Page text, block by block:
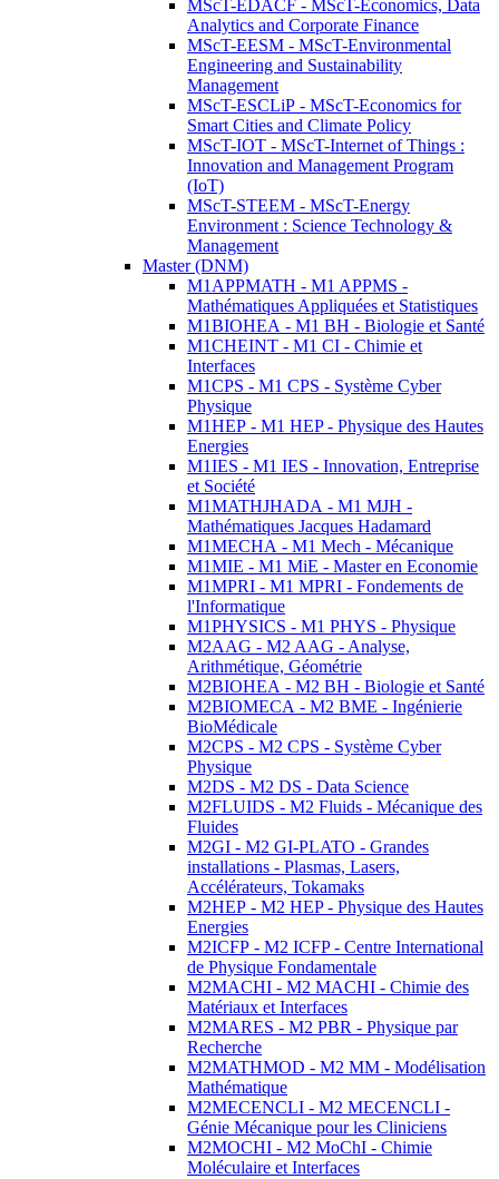
MScT-EDACF - MScT-Economics, Data
Analytics and Corporate Finance
MScT-EESM - MScT-Environmental
Engineering and Sustainability
Management
MScT-ESCLiP - MScT-Economics for
Smart Cities and Climate Policy
MScT-IOT - MScT-Internet of Things :
Innovation and Management Program
(IoT)
MScT-STEEM - MScT-Energy
Environment : Science Technology &
Management
Master (DNM)
M1APPMATH - M1 APPMS -
Mathématiques Appliquées et Statistiques
M1BIOHEA - M1 BH - Biologie et Santé
M1CHEINT - M1 CI - Chimie et
Interfaces
M1CPS - M1 CPS - Système Cyber
Physique
M1HEP - M1 HEP - Physique des Hautes
Energies
M1IES - M1 IES - Innovation, Entreprise
et Société
M1MATHJHADA - M1 MJH -
Mathématiques Jacques Hadamard
M1MECHA - M1 Mech - Mécanique
M1MIE - M1 MiE - Master en Economie
M1MPRI - M1 MPRI - Fondements de
l'Informatique
M1PHYSICS - M1 PHYS - Physique
M2AAG - M2 AAG - Analyse,
Arithmétique, Géométrie
M2BIOHEA - M2 BH - Biologie et Santé
M2BIOMECA - M2 BME - Ingénierie
BioMédicale
M2CPS - M2 CPS - Système Cyber
Physique
M2DS - M2 DS - Data Science
M2FLUIDS - M2 Fluids - Mécanique des
Fluides
M2GI - M2 GI-PLATO - Grandes
installations - Plasmas, Lasers,
Accélérateurs, Tokamaks
M2HEP - M2 HEP - Physique des Hautes
Energies
M2ICFP - M2 ICFP - Centre International
de Physique Fondamentale
M2MACHI - M2 MACHI - Chimie des
Matériaux et Interfaces
M2MARES - M2 PBR - Physique par
Recherche
M2MATHMOD - M2 MM - Modélisation
Mathématique
M2MECENCLI - M2 MECENCLI -
Génie Mécanique pour les Cliniciens
M2MOCHI - M2 MoChI - Chimie
Moléculaire et Interfaces